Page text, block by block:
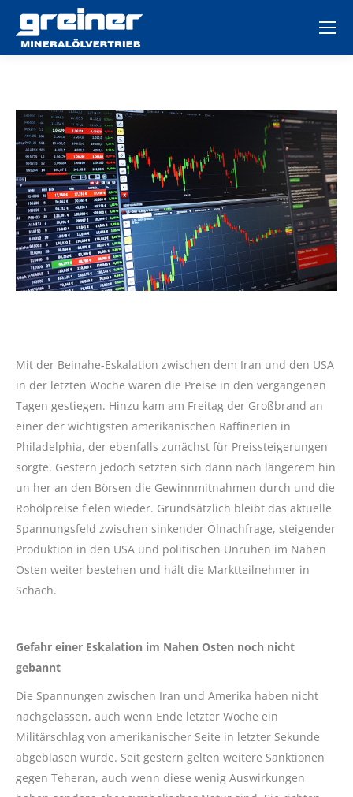
Mit der Beinahe-Eskalation zwischen dem Iran und den USA
in der letzten Woche waren die Preise in den vergangenen
Tagen gestiegen. Hinzu kam am Freitag der Großbrand an
einer der wichtigsten amerikanischen Raffinerien in
Philadelphia, der ebenfalls zunächst für Preissteigerungen
sorgte. Gestern jedoch setzten sich dann nach längerem hin
un her an den Börsen die Gewinnmitnahmen durch und die
Rohölpreise fielen wieder. Grundsätzlich bleibt das aktuelle
Spannungsfeld zwischen sinkender Ölnachfrage, steigender
Produktion in den USA und politischen Unruhen im Nahen
Osten weiter bestehen und hält die Marktteilnehmer in
Schach.
Gefahr einer Eskalation im Nahen Osten noch nicht
gebannt
Die Spannungen zwischen Iran und Amerika haben nicht
nachgelassen, auch wenn Ende letzter Woche ein
Militärschlag von amerikanischer Seite in letzter Sekunde
abgeblasen wurde. Seit gestern gelten weitere Sanktionen
gegen Teheran, auch wenn diese wenig Auswirkungen